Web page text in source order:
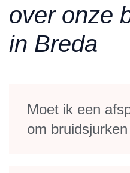
over onze
in Breda
Moet ik een
om